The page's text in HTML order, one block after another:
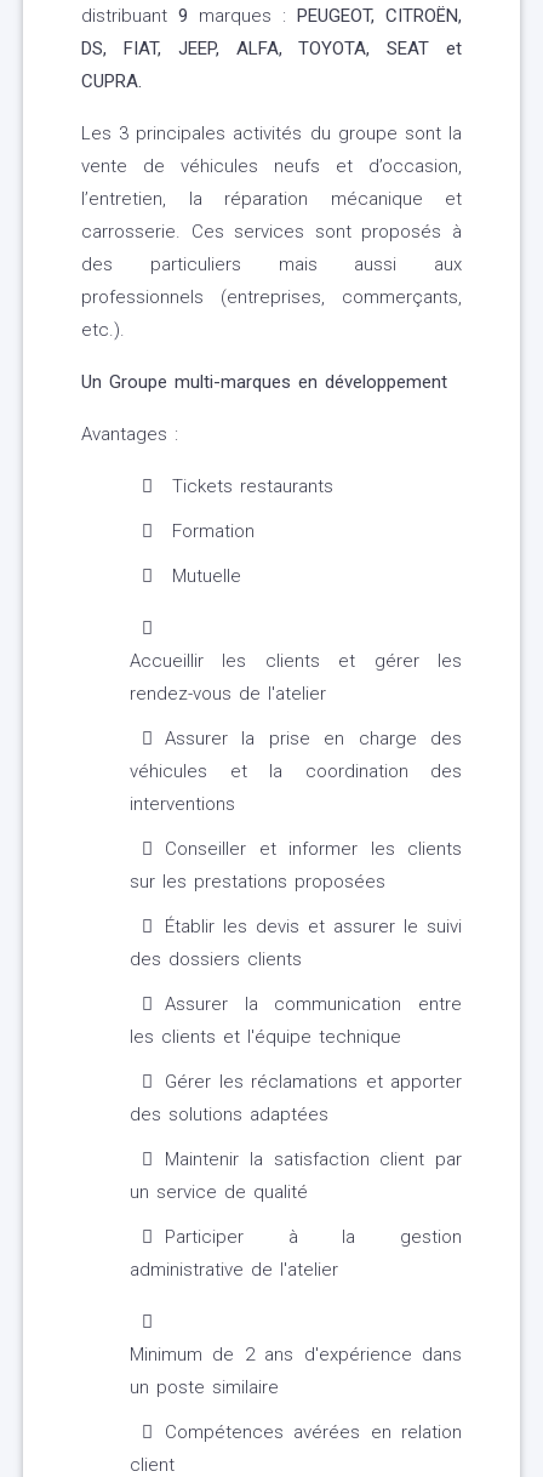
distribuant 9 marques : PEUGEOT, CITROËN,
DS, FIAT, JEEP, ALFA, TOYOTA, SEAT et
CUPRA.
Les 3 principales activités du groupe sont la
vente de véhicules neufs et d’occasion,
l’entretien, la réparation mécanique et
carrosserie. Ces services sont proposés à
des particuliers mais aussi aux
professionnels (entreprises, commerçants,
etc.).
Un Groupe multi-marques en développement
Avantages :
Tickets restaurants
Formation
Mutuelle
Accueillir les clients et gérer les
rendez-vous de l'atelier
Assurer la prise en charge des
véhicules et la coordination des
interventions
Conseiller et informer les clients
sur les prestations proposées
Établir les devis et assurer le suivi
des dossiers clients
Assurer la communication entre
les clients et l'équipe technique
Gérer les réclamations et apporter
des solutions adaptées
Maintenir la satisfaction client par
un service de qualité
Participer à la gestion
administrative de l'atelier
Minimum de 2 ans d'expérience dans
un poste similaire
Compétences avérées en relation
client